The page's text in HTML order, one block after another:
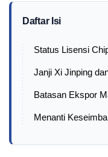
Daftar Isi
Status Lisensi
Janji Xi Jinping
Batasan Ekspor
Menanti